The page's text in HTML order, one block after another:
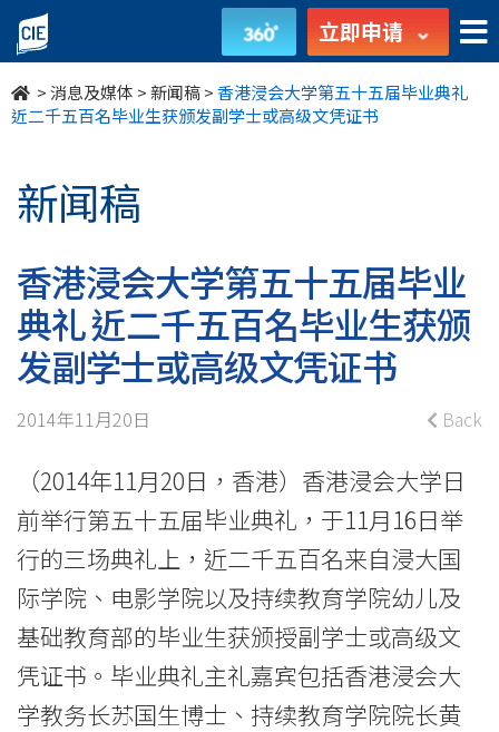
香
港
浸
大
学
第
五
十
届
毕
业
典
礼
立即申请
>消息及媒体 >新闻稿>香港浸会大学第五十五届毕业典礼
近二千五百名毕业生获颁发副学士或高级文凭证书
新闻稿
香港浸会大学第五十五届毕业
典礼 近二千五百名毕业生获颁
发副学士或高级文凭证书
2014年11月20日 Back
（2014年11月20日，香港）香港浸会大学日
前举行第五十五届毕业典礼，于11月16日举
行的三场典礼上，近二千五百名来自浸大国
际学院、电影学院以及持续教育学院幼儿及
基础教育部的毕业生获颁授副学士或高级文
凭证书。毕业典礼主礼嘉宾包括香港浸会大
学教务长苏国生博士、持续教育学院院长黄